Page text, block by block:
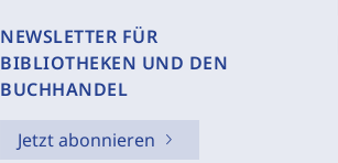
NEWSLETTER FÜR
BIBLIOTHEKEN UND DEN
BUCHHANDEL
Jetzt abonnieren